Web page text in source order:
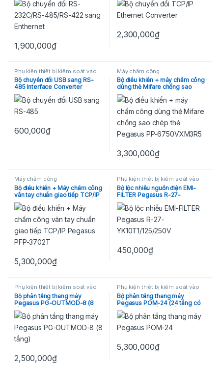
1,900,000₫
PC-T235P-2
2,300,000₫
Phụ kiện thiết bị kiểm soát vào
ra
Bộ chuyển đổi USB sang RS-
485 Interface Converter
Pegasus PCT-UR5 (Taiwan)
600,000₫
Máy chấm công
Bộ điều khiển + máy chấm công
dùng thẻ Mifare chống sao
chép thẻ Pegasus PP-
6750VXM3R5
3,300,000₫
Máy chấm công
Bộ điều khiển + Máy chấm công
vân tay chuẩn giao tiếp TCP/IP
Pegasus PFP-3702V
5,300,000₫
Phụ kiện thiết bị kiểm soát vào
ra
Bộ lộc nhiễu nguồn điện EMI-
FILTER Pegasus R-27-
YK10T1/125/250V
450,000₫
Phụ kiện thiết bị kiểm soát vào
ra
Bộ phân tầng thang máy
Pegasus PG-OUTMOD-8 (8
tầng)
2,500,000₫
Phụ kiện thiết bị kiểm soát vào
ra
Bộ phân tầng thang máy
Pegasus POM-24 (24 tầng có
thể mở rộng đến 96 tầng)
5,300,000₫